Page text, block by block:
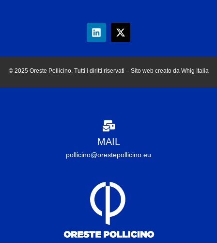
© 2025 Oreste Pollicino. Tutti i diritti riservati – Sito web creato da Whig Italia
MAIL
pollicino@orestepollicino.eu